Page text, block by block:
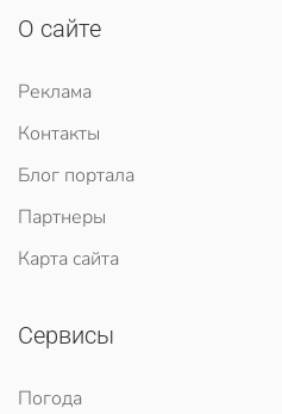
О сайте
Реклама
Контакты
Блог портала
Партнеры
Карта сайта
Сервисы
Погода